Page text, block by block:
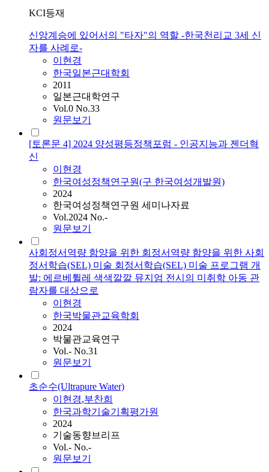
KCI등재
신앙계승에 있어서의 "타자"의 역할 -한국천리교 3세 신
자를 사례로-
이현경
한국일본근대학회
2011
일본근대학연구
Vol.0 No.33
원문보기
[토론문 4] 2024 양성평등정책포럼 - 인공지능과 젠더혁
신
이현경
한국여성정책연구원(구 한국여성개발원)
2024
한국여성정책연구원 세미나자료
Vol.2024 No.-
원문보기
사회정서역량 함양을 위한 회정서역량 함양을 위한 사회
정서학습(SEL) 미술 회정서학습(SEL) 미술 프로그램 개
발: 에르베튈레 색색깔깔 뮤지엄 전시의 미취학 아동 관
람자를 대상으로
이현경
한국박물관교육학회
2024
박물관교육연구
Vol.- No.31
원문보기
초순수(Ultrapure Water)
이현경,부찬희
한국과학기술기획평가원
2024
기술동향브리프
Vol.- No.-
원문보기